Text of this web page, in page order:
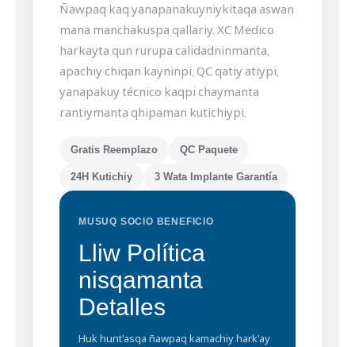
Ñawpaq kaq yanapanakuyniykitaqa aswan
mana manchakuspa qallariy. XC Medico
harkayta qun rurupa calidadninmanta,
apachiy chiqan kayninpi, QC qatiy atiypi,
yanapakuy técnico kaqpi chaymanta
rantiymanta qhipaman kutichiypi.
Gratis Reemplazo QC Paquete
24H Kutichiy 3 Wata Implante Garantía
MUSUQ SOCIO BENEFICIO
Lliw Política
nisqamanta
Detalles
Huk hunt'asqa ñawpaq kamachiy hark'ay